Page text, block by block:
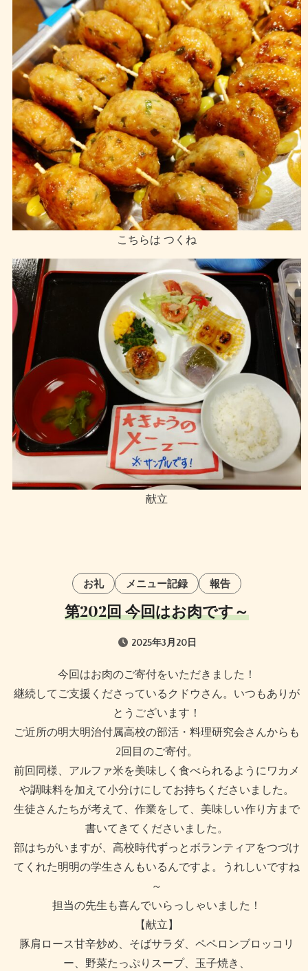
こちらは つくね
献立
お礼 メニュー記録 報告
第202回 今回はお肉です～
2025年3月20日
今回はお肉のご寄付をいただきました！
継続してご支援くださっているクドウさん。いつもありが
とうございます！
ご近所の明大明治付属高校の部活・料理研究会さんからも
2回目のご寄付。
前回同様、アルファ米を美味しく食べられるようにワカメ
や調味料を加えて小分けにしてお持ちくださいました。
生徒さんたちが考えて、作業をして、美味しい作り方まで
書いてきてくださいました。
部はちがいますが、高校時代ずっとボランティアをつづけ
てくれた明明の学生さんもいるんですよ。うれしいですね
～
担当の先生も喜んでいらっしゃいました！
【献立】
豚肩ロース甘辛炒め、そばサラダ、ペペロンブロッコリ
ー、野菜たっぷりスープ、玉子焼き、